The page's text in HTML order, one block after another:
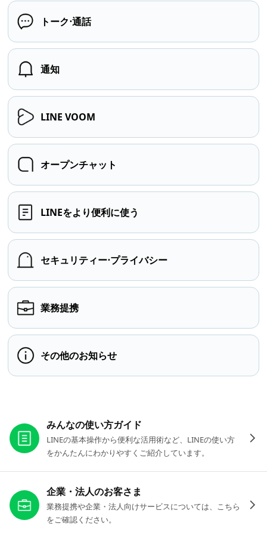
トーク⋅通話
通知
LINE VOOM
オープンチャット
LINEをより便利に使う
セキュリティー⋅プライバシー
業務提携
その他のお知らせ
みんなの使い方ガイド
LINEの基本操作から便利な活用術など、LINEの使い方
をかんたんにわかりやすくご紹介しています。
企業・法人のお客さま
業務提携や企業・法人向けサービスについては、こちら
をご確認ください。